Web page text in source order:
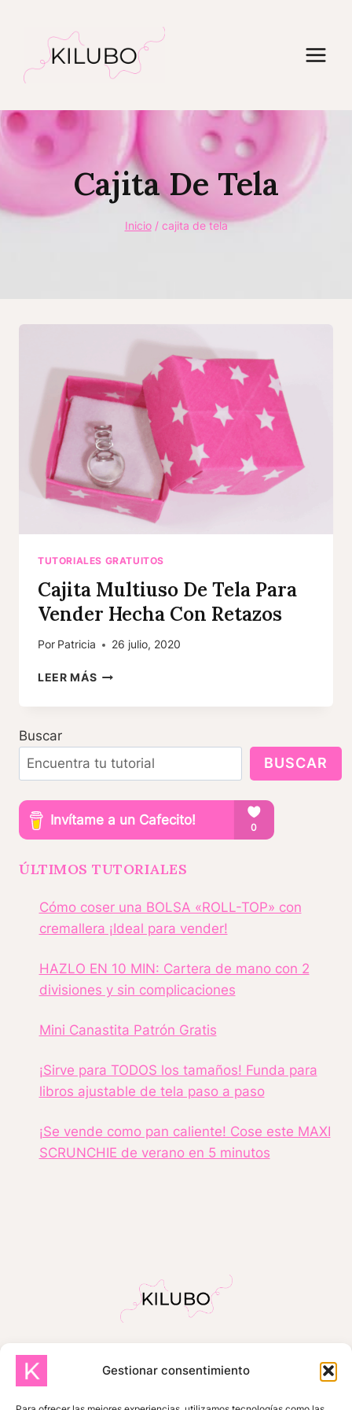
Gestionar consentimiento
contenido
Cajita De Tela
Inicio / cajita de tela
TUTORIALES GRATUITOS
Cajita Multiuso De Tela Para
Vender Hecha Con Retazos
Por Patricia 26 julio, 2020
LEER MÁSCAJITA
DE
VENDER
Buscar
BUSCAR
ÚLTIMOS TUTORIALES
Cómo coser una BOLSA «ROLL-TOP» con
cremallera ¡Ideal para vender!
HAZLO EN 10 MIN: Cartera de mano con 2
divisiones y sin complicaciones
Mini Canastita Patrón Gratis
¡Sirve para TODOS los tamaños! Funda para
libros ajustable de tela paso a paso
¡Se vende como pan caliente! Cose este MAXI
SCRUNCHIE de verano en 5 minutos
INICIO SOBRE MÍ
TIENDA
TUTORIALES GRATUITOS